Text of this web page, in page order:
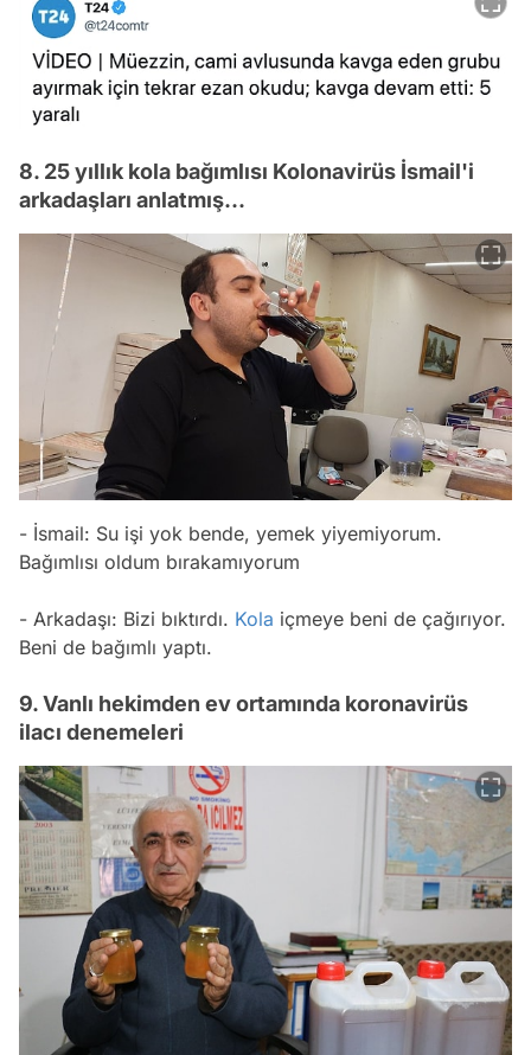
8. 25 yıllık kola bağımlısı Kolonavirüs İsmail'i
arkadaşları anlatmış...
- İsmail: Su işi yok bende, yemek yiyemiyorum.
Bağımlısı oldum bırakamıyorum
- Arkadaşı: Bizi bıktırdı. Kola içmeye beni de çağırıyor.
Beni de bağımlı yaptı.
9. Vanlı hekimden ev ortamında koronavirüs
ilacı denemeleri